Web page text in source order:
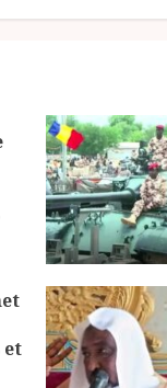
et